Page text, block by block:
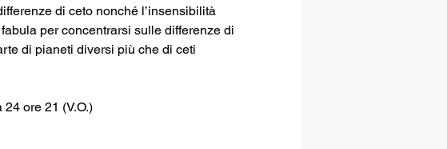
di ceto nonché l’insensibilità
per concentrarsi sulle differenze di
di pianeti diversi più che di ceti
ore 21 (V.O.)